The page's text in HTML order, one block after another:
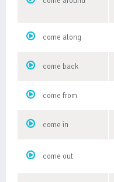
come along
come back
come from
come in
come out